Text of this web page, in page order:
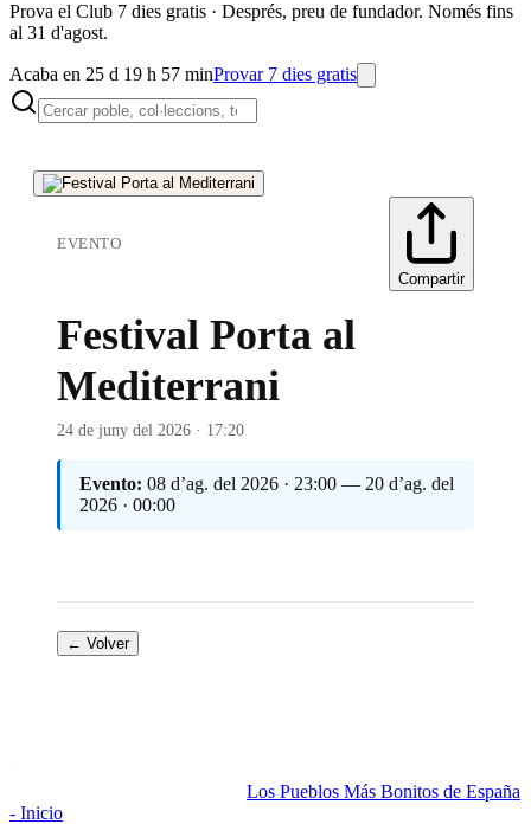
Prova el Club 7 dies gratis · Després, preu de fundador. Només fins
al 31 d'agost.
Acaba en 25 d 19 h 57 minProvar 7 dies gratis
EVENTO
Compartir
Festival Porta al
Mediterrani
24 de juny del 2026 · 17:20
Evento: 08 d’ag. del 2026 · 23:00 — 20 d’ag. del
2026 · 00:00
← Volver
Los Pueblos Más Bonitos de España
- Inicio